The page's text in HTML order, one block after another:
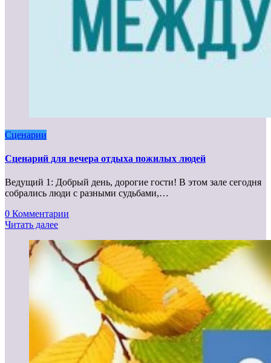
Сценарии
Сценарий для вечера отдыха пожилых людей
Ведущий 1: Добрый день, дорогие гости! В этом зале сегодня
собрались люди с разными судьбами,…
0 Комментарии
Читать далее